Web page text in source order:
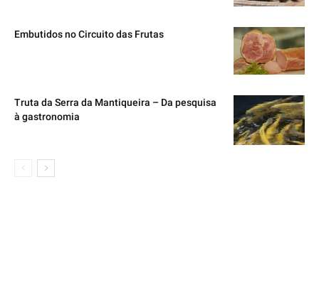
Embutidos no Circuito das Frutas
Truta da Serra da Mantiqueira – Da pesquisa
à gastronomia